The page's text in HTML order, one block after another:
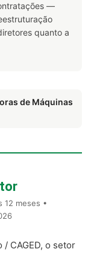
—
quanto a
de Máquinas
12 meses •
CAGED, o setor